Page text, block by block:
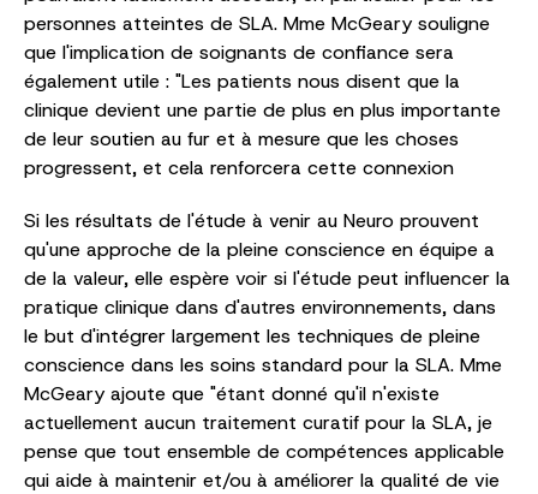
personnes atteintes de SLA. Mme McGeary souligne
que l'implication de soignants de confiance sera
également utile : "Les patients nous disent que la
clinique devient une partie de plus en plus importante
de leur soutien au fur et à mesure que les choses
progressent, et cela renforcera cette connexion
Si les résultats de l'étude à venir au Neuro prouvent
qu'une approche de la pleine conscience en équipe a
de la valeur, elle espère voir si l'étude peut influencer la
pratique clinique dans d'autres environnements, dans
le but d'intégrer largement les techniques de pleine
conscience dans les soins standard pour la SLA. Mme
McGeary ajoute que "étant donné qu'il n'existe
actuellement aucun traitement curatif pour la SLA, je
pense que tout ensemble de compétences applicable
qui aide à maintenir et/ou à améliorer la qualité de vie